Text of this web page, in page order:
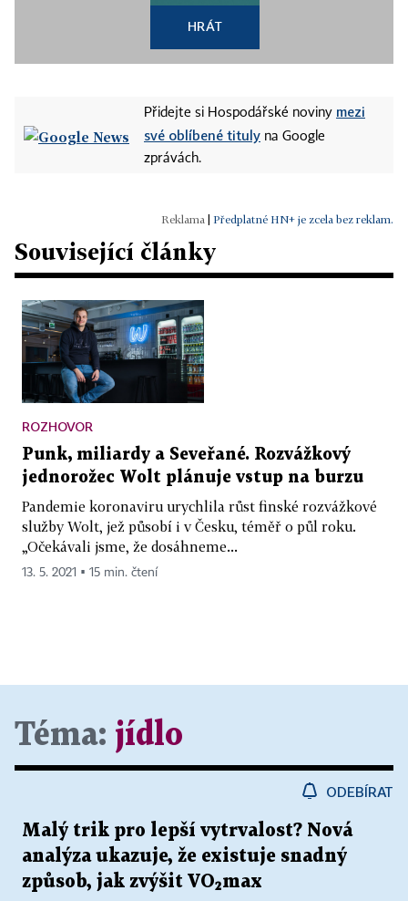
HRÁT
Přidejte si Hospodářské noviny mezi
své oblíbené tituly na Google
zprávách.
Předplatné HN+ je zcela bez reklam.
Související články
ROZHOVOR
Punk, miliardy a Seveřané. Rozvážkový
jednorožec Wolt plánuje vstup na burzu
Pandemie koronaviru urychlila růst finské rozvážkové
služby Wolt, jež působí i v Česku, téměř o půl roku.
„Očekávali jsme, že dosáhneme...
13. 5. 2021 ▪ 15 min. čtení
Téma: jídlo
ODEBÍRAT
Malý trik pro lepší vytrvalost? Nová
analýza ukazuje, že existuje snadný
způsob, jak zvýšit VO₂max